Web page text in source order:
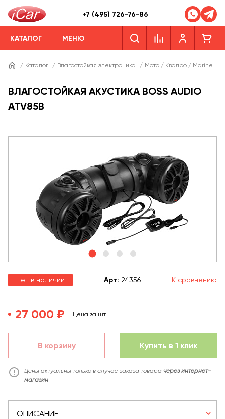
+7 (495) 726-76-86
КАТАЛОГ МЕНЮ
/ Каталог / Влагостойкая электроника / Мото / Квадро / Marine
ВЛАГОСТОЙКАЯ АКУСТИКА BOSS AUDIO
ATV85B
Нет в наличии Арт: 24356 К сравнению
27 000 ₽ Цена за шт.
В корзину Купить в 1 клик
Цены актуальны только в случае заказа товара через интернет-
магазин
ОПИСАНИЕ